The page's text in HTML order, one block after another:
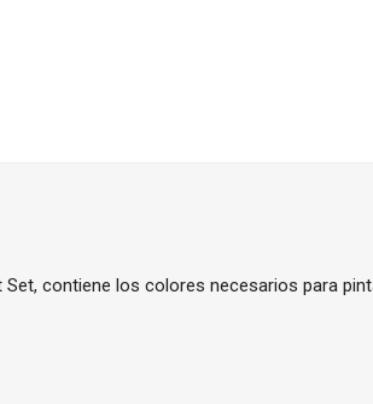
Set, contiene los colores necesariospara